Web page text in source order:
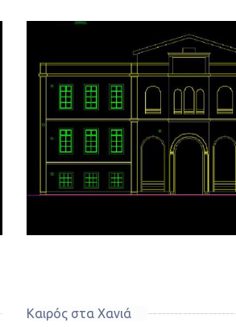
Καιρός στα Χανιά